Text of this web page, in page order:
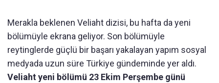
Merakla beklenen Veliaht dizisi, bu hafta da yeni
bölümüyle ekrana geliyor. Son bölümüyle
reytinglerde güçlü bir başarı yakalayan yapım sosyal
medyada uzun süre Türkiye gündeminde yer aldı.
Veliaht yeni bölümü 23 Ekim Perşembe günü